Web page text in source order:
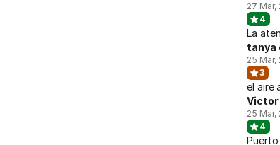
27 Mar,
4
La
tanya
25 Mar,
3
el aire
Victor
25 Mar,
4